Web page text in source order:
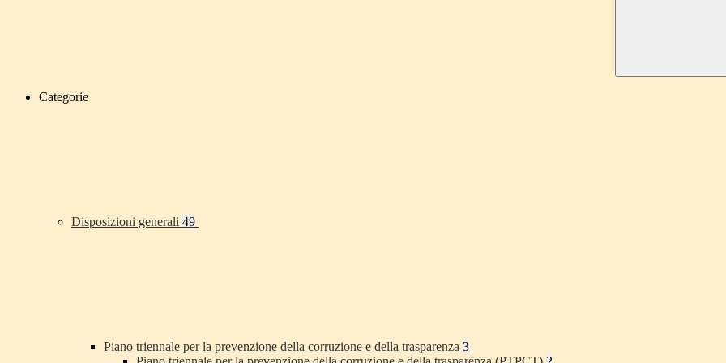
Categorie
Disposizioni generali 49
Piano triennale per la prevenzione della corruzione e della trasparenza 3